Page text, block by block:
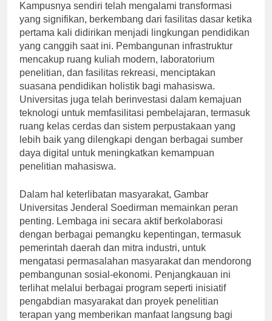
Kampusnya sendiri telah mengalami transformasi
yang signifikan, berkembang dari fasilitas dasar ketika
pertama kali didirikan menjadi lingkungan pendidikan
yang canggih saat ini. Pembangunan infrastruktur
mencakup ruang kuliah modern, laboratorium
penelitian, dan fasilitas rekreasi, menciptakan
suasana pendidikan holistik bagi mahasiswa.
Universitas juga telah berinvestasi dalam kemajuan
teknologi untuk memfasilitasi pembelajaran, termasuk
ruang kelas cerdas dan sistem perpustakaan yang
lebih baik yang dilengkapi dengan berbagai sumber
daya digital untuk meningkatkan kemampuan
Dalam hal keterlibatan masyarakat, Gambar
Universitas Jenderal Soedirman memainkan peran
penting. Lembaga ini secara aktif berkolaborasi
dengan berbagai pemangku kepentingan, termasuk
pemerintah daerah dan mitra industri, untuk
mengatasi permasalahan masyarakat dan mendorong
pembangunan sosial-ekonomi. Penjangkauan ini
terlihat melalui berbagai program seperti inisiatif
pengabdian masyarakat dan proyek penelitian